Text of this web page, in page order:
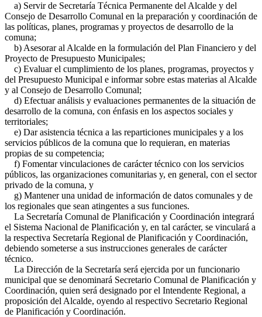
a) Servir de Secretaría Técnica Permanente del Alcalde y del
Consejo de Desarrollo Comunal en la preparación y coordinación de
las políticas, planes, programas y proyectos de desarrollo de la
comuna;
b) Asesorar al Alcalde en la formulación del Plan Financiero y del
Proyecto de Presupuesto Municipales;
c) Evaluar el cumplimiento de los planes, programas, proyectos y
del Presupuesto Municipal e informar sobre estas materias al Alcalde
y al Consejo de Desarrollo Comunal;
d) Efectuar análisis y evaluaciones permanentes de la situación de
desarrollo de la comuna, con énfasis en los aspectos sociales y
territoriales;
e) Dar asistencia técnica a las reparticiones municipales y a los
servicios públicos de la comuna que lo requieran, en materias
propias de su competencia;
f) Fomentar vinculaciones de carácter técnico con los servicios
públicos, las organizaciones comunitarias y, en general, con el sector
privado de la comuna, y
g) Mantener una unidad de información de datos comunales y de
los regionales que sean atingentes a sus funciones.
La Secretaría Comunal de Planificación y Coordinación integrará
el Sistema Nacional de Planificación y, en tal carácter, se vinculará a
la respectiva Secretaría Regional de Planificación y Coordinación,
debiendo someterse a sus instrucciones generales de carácter
técnico.
La Dirección de la Secretaría será ejercida por un funcionario
municipal que se denominará Secretario Comunal de Planificación y
Coordinación, quien será designado por el Intendente Regional, a
proposición del Alcalde, oyendo al respectivo Secretario Regional
de Planificación y Coordinación.